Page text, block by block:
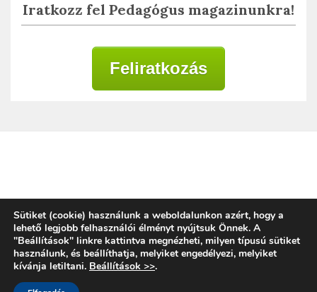
Iratkozz fel Pedagógus magazinunkra!
Feliratkozás
Copyright © 2020 | Alkalmazott Oktatástan
Magyarország
Sütiket (cookie) használunk a weboldalunkon azért, hogy a
lehető legjobb felhasználói élményt nyújtsuk Önnek. A
"Beállítások" linkre kattintva megnézheti, milyen típusú sütiket
használunk, és beállíthatja, melyiket engedélyezi, melyiket
kívánja letiltani. Beállítások >>.